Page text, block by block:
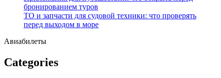
бронированием туров
ТО и запчасти для судовой техники: что проверять
перед выходом в море
Авиабилеты
Categories